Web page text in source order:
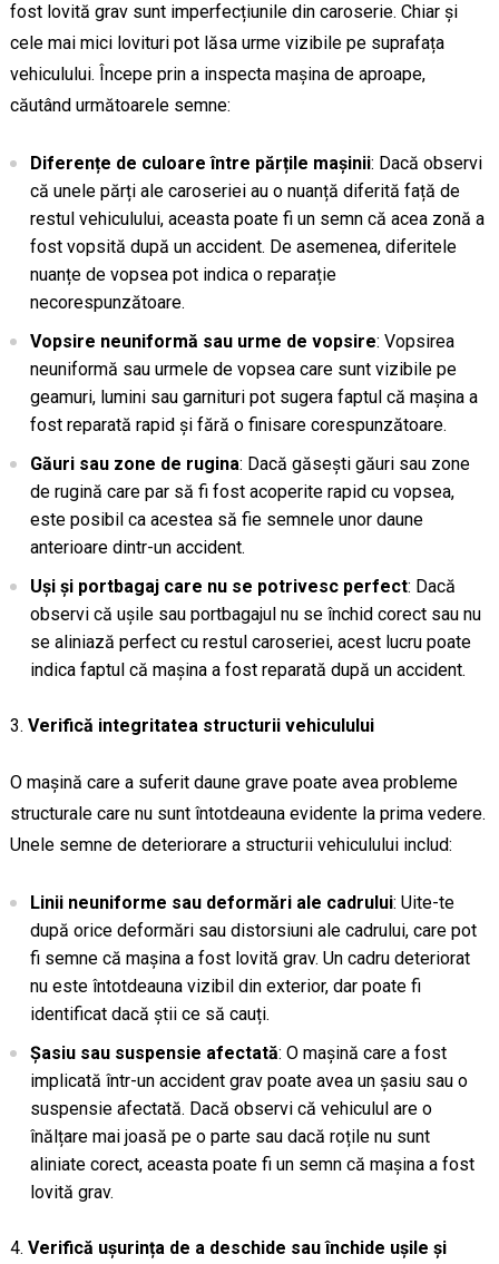
fost lovită grav sunt imperfecțiunile din caroserie. Chiar și
cele mai mici lovituri pot lăsa urme vizibile pe suprafața
vehiculului. Începe prin a inspecta mașina de aproape,
căutând următoarele semne:
Diferențe de culoare între părțile mașinii: Dacă observi
că unele părți ale caroseriei au o nuanță diferită față de
restul vehiculului, aceasta poate fi un semn că acea zonă a
fost vopsită după un accident. De asemenea, diferitele
nuanțe de vopsea pot indica o reparație
necorespunzătoare.
Vopsire neuniformă sau urme de vopsire: Vopsirea
neuniformă sau urmele de vopsea care sunt vizibile pe
geamuri, lumini sau garnituri pot sugera faptul că mașina a
fost reparată rapid și fără o finisare corespunzătoare.
Găuri sau zone de rugina: Dacă găsești găuri sau zone
de rugină care par să fi fost acoperite rapid cu vopsea,
este posibil ca acestea să fie semnele unor daune
anterioare dintr-un accident.
Uși și portbagaj care nu se potrivesc perfect: Dacă
observi că ușile sau portbagajul nu se închid corect sau nu
se aliniază perfect cu restul caroseriei, acest lucru poate
indica faptul că mașina a fost reparată după un accident.
Verifică integritatea structurii vehiculului
O mașină care a suferit daune grave poate avea probleme
structurale care nu sunt întotdeauna evidente la prima vedere.
Unele semne de deteriorare a structurii vehiculului includ:
Linii neuniforme sau deformări ale cadrului: Uite-te
după orice deformări sau distorsiuni ale cadrului, care pot
fi semne că mașina a fost lovită grav. Un cadru deteriorat
nu este întotdeauna vizibil din exterior, dar poate fi
identificat dacă știi ce să cauți.
Șasiu sau suspensie afectată: O mașină care a fost
implicată într-un accident grav poate avea un șasiu sau o
suspensie afectată. Dacă observi că vehiculul are o
înălțare mai joasă pe o parte sau dacă roțile nu sunt
aliniate corect, aceasta poate fi un semn că mașina a fost
lovită grav.
Verifică ușurința de a deschide sau închide ușile și